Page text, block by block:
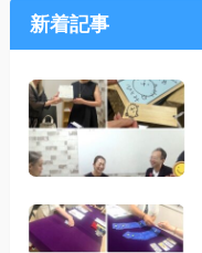
新着記事